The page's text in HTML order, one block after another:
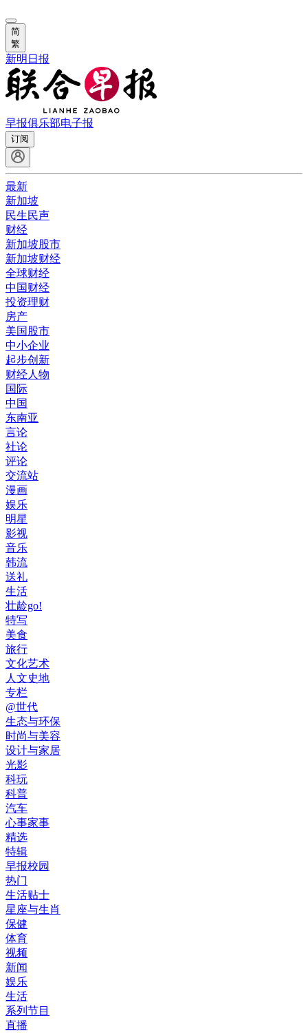
简
繁
新明日报
早报俱乐部电子报
订阅
最新
新加坡
民生民声
财经
新加坡股市
新加坡财经
全球财经
中国财经
投资理财
房产
美国股市
中小企业
起步创新
财经人物
国际
中国
东南亚
言论
社论
评论
交流站
漫画
娱乐
明星
影视
音乐
韩流
送礼
生活
壮龄go!
特写
美食
旅行
文化艺术
人文史地
专栏
@世代
生态与环保
时尚与美容
设计与家居
光影
科玩
科普
汽车
心事家事
精选
特辑
早报校园
热门
生活贴士
星座与生肖
保健
体育
视频
新闻
娱乐
生活
系列节目
直播